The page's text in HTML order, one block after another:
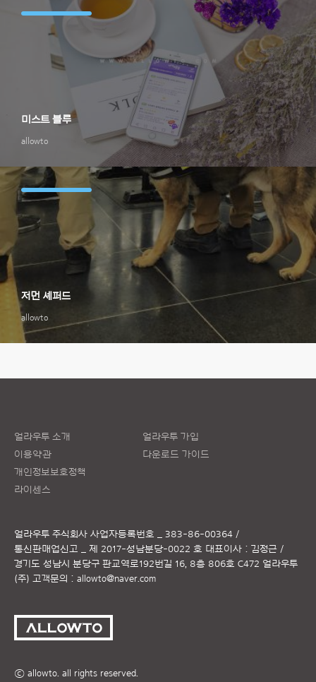
allowto
미스트 블루
allowto
저먼 셰퍼드
얼라우투 소개
이용약관
개인정보보호정책
라이센스
얼라우투 가입
다운로드 가이드
얼라우투 주식회사 사업자등록번호 _ 383-86-00364 /
통신판매업신고 _ 제 2017-성남분당-0022 호 대표이사 : 김정근 /
경기도 성남시 분당구 판교역로192번길 16, 8층 806호 C472 얼라우투
(주) 고객문의 : allowto@naver.com
ⓒ allowto. all rights reserved.